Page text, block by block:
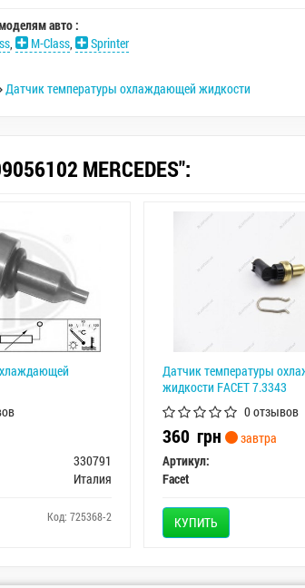
авто :
, M-Class,
Sprinter
Датчик температуры охлаждающей жидкости
MERCEDES":
330791
Италия
Код: 725368-2
Датчик температуры
жидкости FACET 7.3343
0 отзывов
360 грн
завтра
Артикул:
Facet
КУПИТЬ